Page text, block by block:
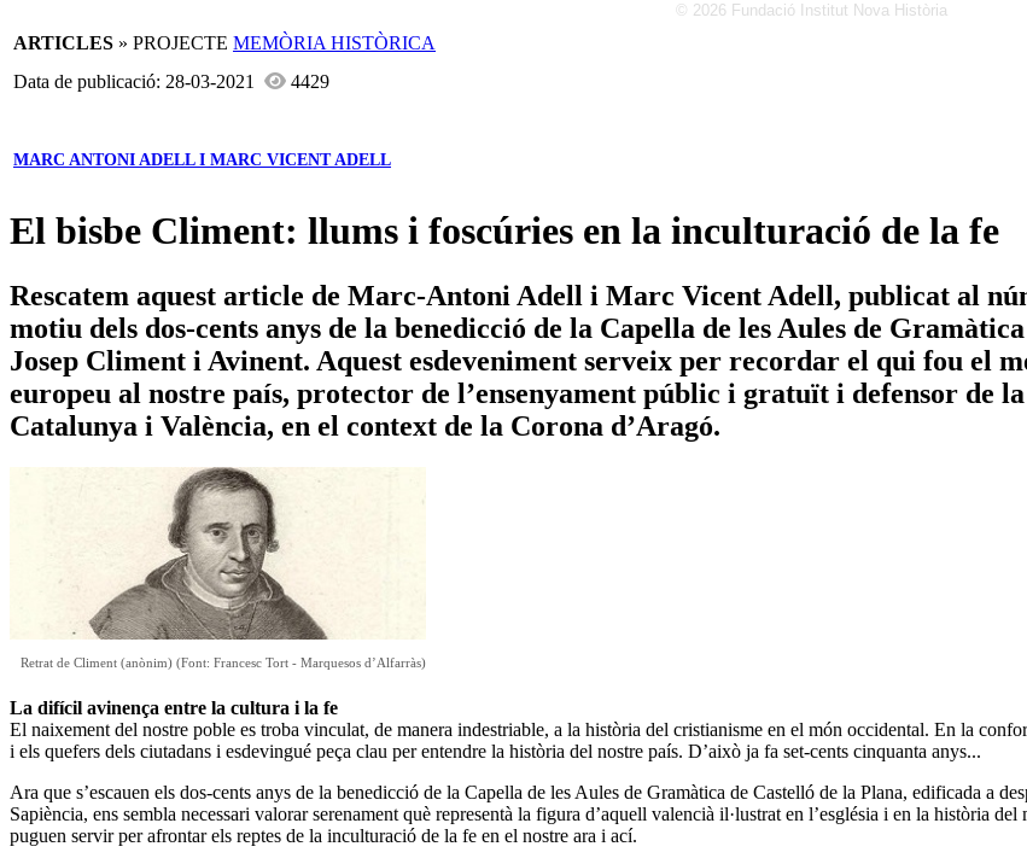
© 2026 Fundació Institut Nova Història
ARTICLES » PROJECTE MEMÒRIA HISTÒRICA
Data de publicació: 28-03-2021
4429
MARC ANTONI ADELL I MARC VICENT ADELL
El bisbe Climent: llums i foscúries en la inculturació de la fe
Rescatem aquest article de Marc-Antoni Adell i Marc Vicent Adell, publicat al
motiu dels dos-cents anys de la benedicció de la Capella de les Aules de
Josep Climent i Avinent. Aquest esdeveniment serveix per recordar el qui fou el
europeu al nostre país, protector de l’ensenyament públic i gratuït i defensor
Catalunya i València, en el context de la Corona d’Aragó.
Retrat de Climent (anònim) (Font: Francesc Tort - Marquesos d’Alfarràs)
La difícil avinença entre la cultura i la fe
El naixement del nostre poble es troba vinculat, de manera indestriable, a la història del cristianisme en el món occidental. En la
i els quefers dels ciutadans i esdevingué peça clau per entendre la història del nostre país. D’això ja fa set-cents cinquanta anys...
Ara que s’escauen els dos-cents anys de la benedicció de la Capella de les Aules de Gramàtica de Castelló de la Plana, edificada a
Sapiència, ens sembla necessari valorar serenament què representà la figura d’aquell valencià il·lustrat en l’església i en la història
puguen servir per afrontar els reptes de la inculturació de la fe en el nostre ara i ací.